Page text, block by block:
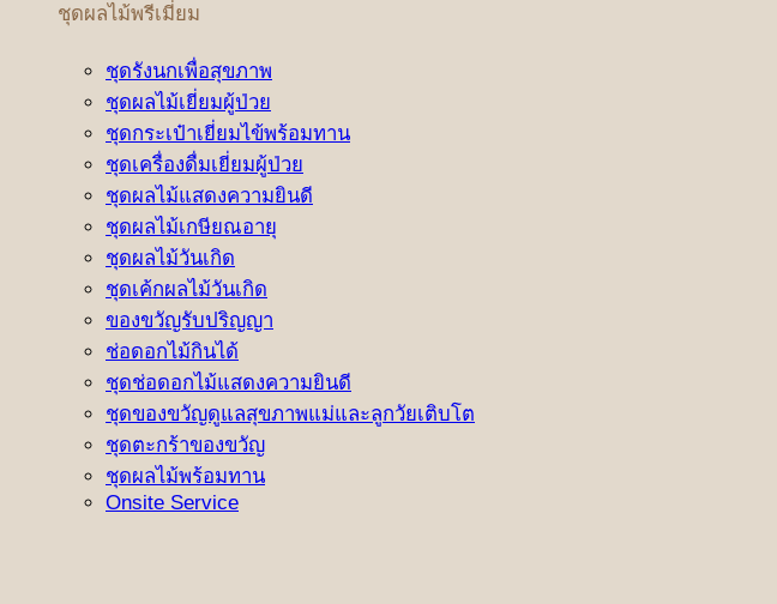
ชุดผลไม้พรีเมี่ยม
ชุดรังนกเพื่อสุขภาพ
ชุดผลไม้เยี่ยมผู้ป่วย
ชุดกระเป๋าเยี่ยมไข้พร้อมทาน
ชุดเครื่องดื่มเยี่ยมผู้ป่วย
ชุดผลไม้แสดงความยินดี
ชุดผลไม้เกษียณอายุ
ชุดผลไม้วันเกิด
ชุดเค้กผลไม้วันเกิด
ของขวัญรับปริญญา
ช่อดอกไม้กินได้
ชุดช่อดอกไม้แสดงความยินดี
ชุดของขวัญดูแลสุขภาพแม่และลูกวัยเติบโต
ชุดตะกร้าของขวัญ
ชุดผลไม้พร้อมทาน
Onsite Service